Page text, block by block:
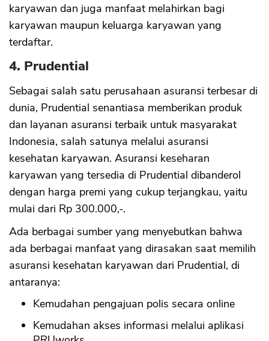
karyawan dan juga manfaat melahirkan bagi
karyawan maupun keluarga karyawan yang
terdaftar.
4. Prudential
Sebagai salah satu perusahaan asuransi terbesar di
dunia, Prudential senantiasa memberikan produk
dan layanan asuransi terbaik untuk masyarakat
Indonesia, salah satunya melalui asuransi
kesehatan karyawan. Asuransi keseharan
karyawan yang tersedia di Prudential dibanderol
dengan harga premi yang cukup terjangkau, yaitu
mulai dari Rp 300.000,-.
Ada berbagai sumber yang menyebutkan bahwa
ada berbagai manfaat yang dirasakan saat memilih
asuransi kesehatan karyawan dari Prudential, di
antaranya:
Kemudahan pengajuan polis secara online
Kemudahan akses informasi melalui aplikasi